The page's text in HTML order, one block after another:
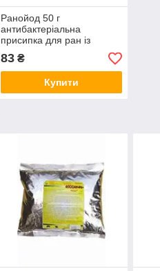
Ранойод 50 г
антибактеріальна
присипка для ран із
йодоформом
83₴
Купити